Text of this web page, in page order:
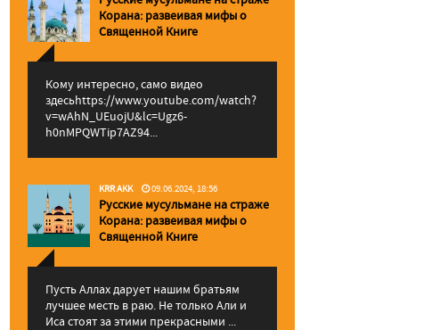
Корана: pазвеивая мифы о
Священной Книге
Кому интересно, само видео
здесьhttps://www.youtube.com/watch?
v=wAhN_UEuojU&lc=Ugz6-
h0nMPQWTip7AZ94...
KRR AKK 09.06.2024, 18:56
Русские мусульмане на страже
Корана: pазвеивая мифы о
Священной Книге
Пусть Аллах дарует нашим братьям
лучшее месть в раю. Не только Али и
Иса стоят за этими прекрасными ...